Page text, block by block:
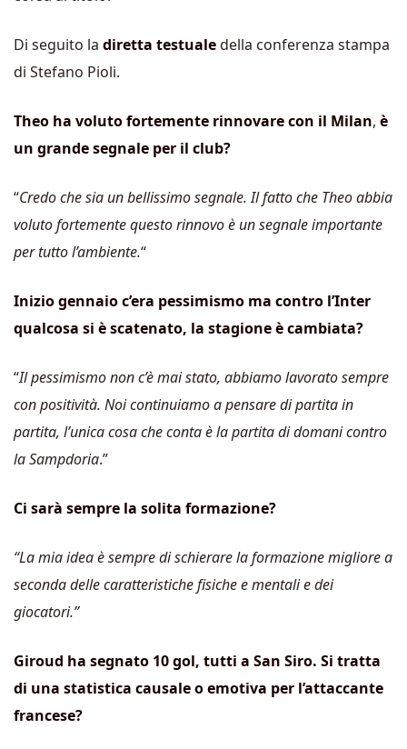
Di seguito la diretta testualedella conferenza stampa
di Stefano Pioli.
Theo ha voluto fortemente rinnovare con il Milan, è
un grande segnale per il club?
“Credo che sia un bellissimo segnale. Il fatto che Theo abbia
voluto fortemente questo rinnovo è un segnale importante
per tutto l’ambiente.“
Inizio gennaio c’era pessimismo ma contro l’Inter
qualcosa si è scatenato, la stagione è cambiata?
“Il pessimismo non c’è mai stato, abbiamo lavorato sempre
con positività. Noi continuiamo a pensare di partita in
partita, l’unica cosa che conta è la partita di domani contro
la Sampdoria.”
Ci sarà sempre la solita formazione?
“La mia idea è sempre di schierare la formazione migliore a
seconda delle caratteristiche fisiche e mentali e dei
giocatori.”
Giroud ha segnato 10 gol, tutti a San Siro. Si tratta
di una statistica causale o emotiva per l’attaccante
francese?